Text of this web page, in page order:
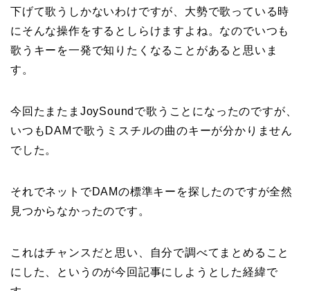
下げて歌うしかないわけですが、大勢で歌っている時
にそんな操作をするとしらけますよね。なのでいつも
歌うキーを一発で知りたくなることがあると思いま
す。
今回たまたまJoySoundで歌うことになったのですが、
いつもDAMで歌うミスチルの曲のキーが分かりません
でした。
それでネットでDAMの標準キーを探したのですが全然
見つからなかったのです。
これはチャンスだと思い、自分で調べてまとめること
にした、というのが今回記事にしようとした経緯で